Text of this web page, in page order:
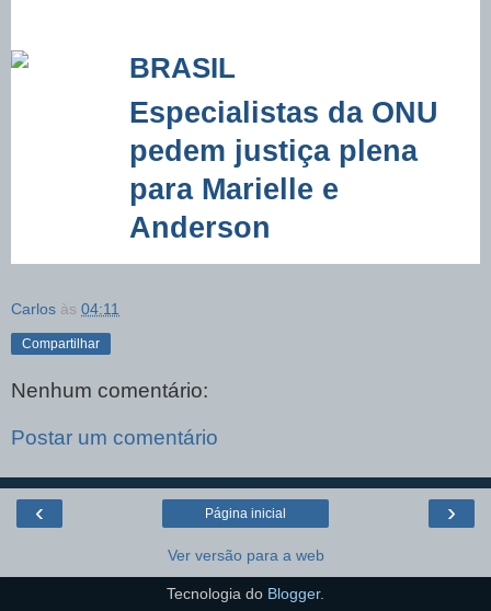
BRASIL
Especialistas da ONU
pedem justiça plena
para Marielle e
Anderson
Carlos às 04:11
Compartilhar
Nenhum comentário:
Postar um comentário
‹ ›
Página inicial
Ver versão para a web
Tecnologia do Blogger.